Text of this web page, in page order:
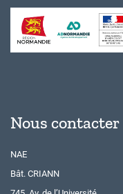
Nous contacter
NAE
Bât. CRIANN